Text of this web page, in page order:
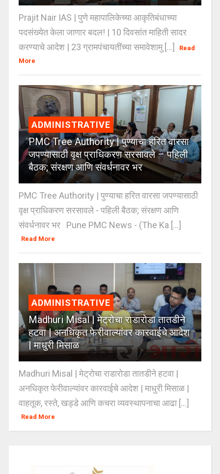
Prajit Nair IAS | पुणे महापालिकेच्या आकृतिबंधाच्या
पदसंख्येत केला जाणार बदल! | 10 दिवसांत माहिती सादर
करण्याचे आदेश | 23 ग्रामपंचायतींच्या समावेशामु [...]
Read
More
ADMINISTRATIVE
PMC Tree Authority | पुण्याचा हरित वारसा
जपण्यासाठी वृक्ष प्राधिकरण सरसावले – पहिली
बैठक; संरक्षण आणि संवर्धनावर भर
PMC Tree Authority | पुण्याचा हरित वारसा जपण्यासाठी
वृक्ष प्राधिकरण सरसावले - पहिली बैठक; संरक्षण आणि
संवर्धनावर भर Pune PMC News - (The Ka [...]
Read More
ADMINISTRATIVE
Madhuri Misal | मेट्रोचा राडारोडा तातडीने
हटवा | अनधिकृत फेरीवाल्यांवर कारवाईचे आदेश
| माधुरी मिसाळ
Madhuri Misal | मेट्रोचा राडारोडा तातडीने हटवा |
अनधिकृत फेरीवाल्यांवर कारवाईचे आदेश | माधुरी मिसाळ |
वाहतूक, रस्ते, खड्डे आणि कचरा व्यवस्थापनाचा आढा [...]
Read More